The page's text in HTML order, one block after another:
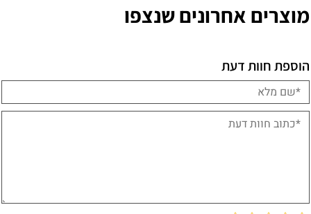
מוצרים אחרונים שנצפו
הוספת חוות דעת